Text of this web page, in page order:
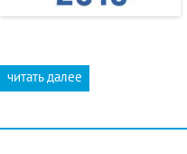
читать далее